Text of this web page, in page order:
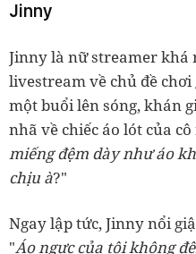
Jinny
Jinny là nữ streamer khá
livestream về chủ đề
một buổi lên sóng, khán
nhã về chiếc áo lót của cô
miếng đệm dày như áo
chịu à?"
Ngay lập tức, Jinny nổi
"Áo ngực của tôi không